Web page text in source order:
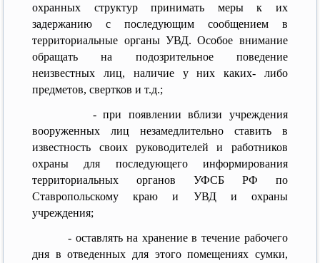
охранных структур принимать меры к их
задержанию с последующим сообщением в
территориальные органы УВД. Особое внимание
обращать на подозрительное поведение
неизвестных лиц, наличие у них каких- либо
предметов, свертков и т.д.;
- при появлении вблизи учреждения
вооруженных лиц незамедлительно ставить в
известность своих руководителей и работников
охраны для последующего информирования
территориальных органов УФСБ РФ по
Ставропольскому краю и УВД и охраны
учреждения;
- оставлять на хранение в течение рабочего
дня в отведенных для этого помещениях сумки,